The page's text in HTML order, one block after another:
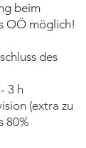
beim
OÖ möglich!
des
3 h
(extra zu
80%